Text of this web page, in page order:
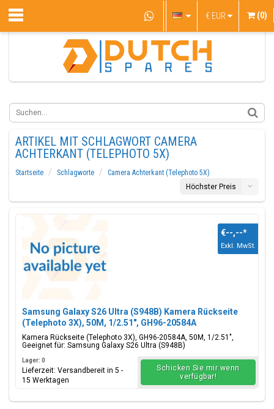
€ EUR (0)
ARTIKEL MIT SCHLAGWORT CAMERA
ACHTERKANT (TELEPHOTO 5X)
Startseite Schlagworte
Camera Achterkant (Telephoto 5X)
Höchster Preis
Samsung Galaxy S26 Ultra (S948B) Kamera Rückseite
(Telephoto 3X), 50M, 1/2.51", GH96-20584A
Kamera Rückseite (Telephoto 3X), GH96-20584A, 50M, 1/2.51",
Geeignet für: Samsung Galaxy S26 Ultra (S948B)
€--,--*
Exkl. MwSt.
Lager: 0
Lieferzeit: Versandbereit in 5 -
15 Werktagen
Schicken Sie mir wenn
verfügbar!